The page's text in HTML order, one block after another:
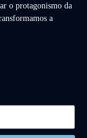
o protagonismo da
a